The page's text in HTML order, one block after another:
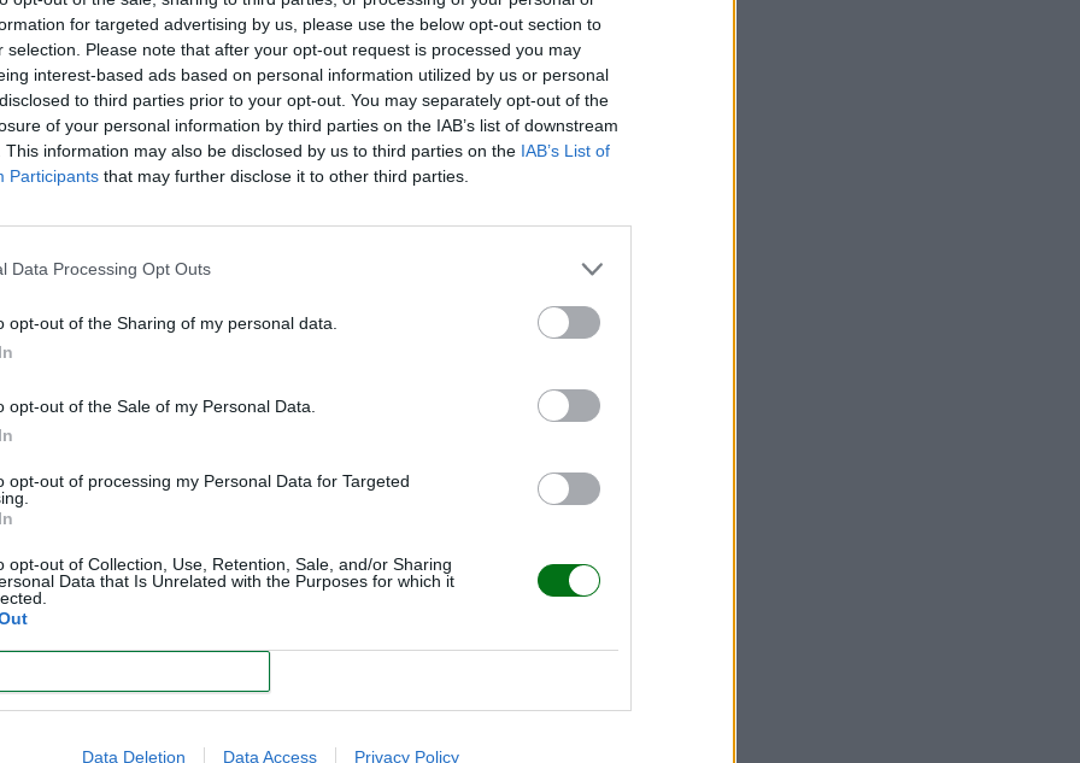
for targeted advertising by us, please use the below opt-out section to
selection. Please note that after your opt-out request is processed you may
interest-based ads based on personal information utilized by us or personal
to third parties prior to your opt-out. You may separately opt-out of the
of your personal information by third parties on the IAB’s list of downstream
This information may also be disclosed by us to third parties on the IAB’s List of
Participants that may further disclose it to other third parties.
Data Processing Opt Outs
opt-out of the Sharing of my personal data.
opt-out of the Sale of my Personal Data.
opt-out of processing my Personal Data for Targeted
opt-out of Collection, Use, Retention, Sale, and/or Sharing
Data that Is Unrelated with the Purposes for which it
Data Deletion Data Access Privacy Policy
dos son cuatro
madrecita
y dos son cuatro.
es un millón de besos
yo no sé contar.
empezar a abrazarte
tú la cuenta mamá.
Mi estrella
Me dio la vida,
me dio su amor,
con mi corazón.
Ella es muy linda
mi camino abre.